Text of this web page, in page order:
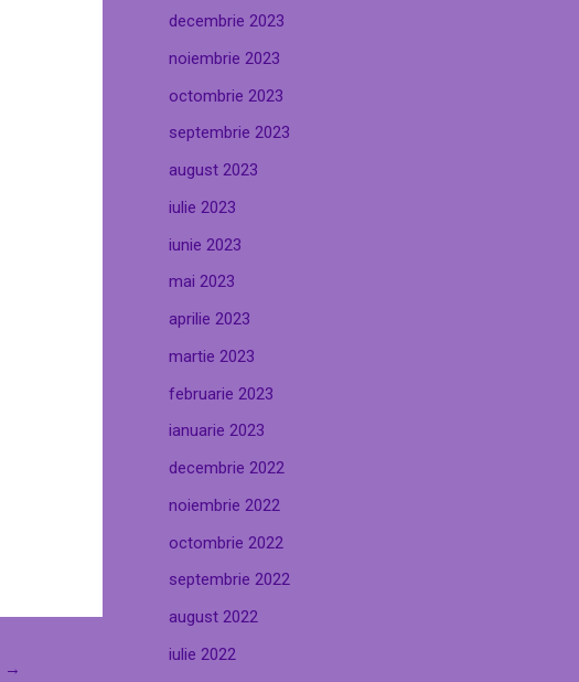
→
decembrie 2023
noiembrie 2023
octombrie 2023
septembrie 2023
august 2023
iulie 2023
iunie 2023
mai 2023
aprilie 2023
martie 2023
februarie 2023
ianuarie 2023
decembrie 2022
noiembrie 2022
octombrie 2022
septembrie 2022
august 2022
iulie 2022